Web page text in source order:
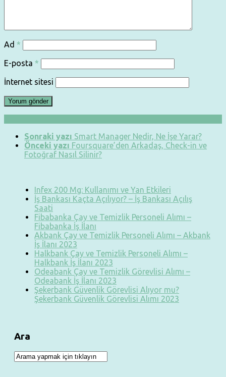
Ad *
E-posta *
İnternet sitesi
Sonraki yazı Smart Manager Nedir, Ne İşe Yarar?
Önceki yazı Foursquare’den Arkadaş, Check-in ve
Fotoğraf Nasıl Silinir?
Infex 200 Mg: Kullanımı ve Yan Etkileri
İş Bankası Kaçta Açılıyor? – İş Bankası Açılış
Saati
Fibabanka Çay ve Temizlik Personeli Alımı –
Fibabanka İş İlanı
Akbank Çay ve Temizlik Personeli Alımı – Akbank
İş İlanı 2023
Halkbank Çay ve Temizlik Personeli Alımı –
Halkbank İş İlanı 2023
Odeabank Çay ve Temizlik Görevlisi Alımı –
Odeabank İş İlanı 2023
Şekerbank Güvenlik Görevlisi Alıyor mu?
Şekerbank Güvenlik Görevlisi Alımı 2023
Ara